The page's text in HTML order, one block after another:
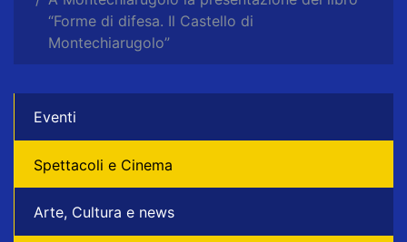
“Forme di difesa. Il Castello di
Montechiarugolo”
Eventi
Spettacoli e Cinema
Arte, Cultura e news